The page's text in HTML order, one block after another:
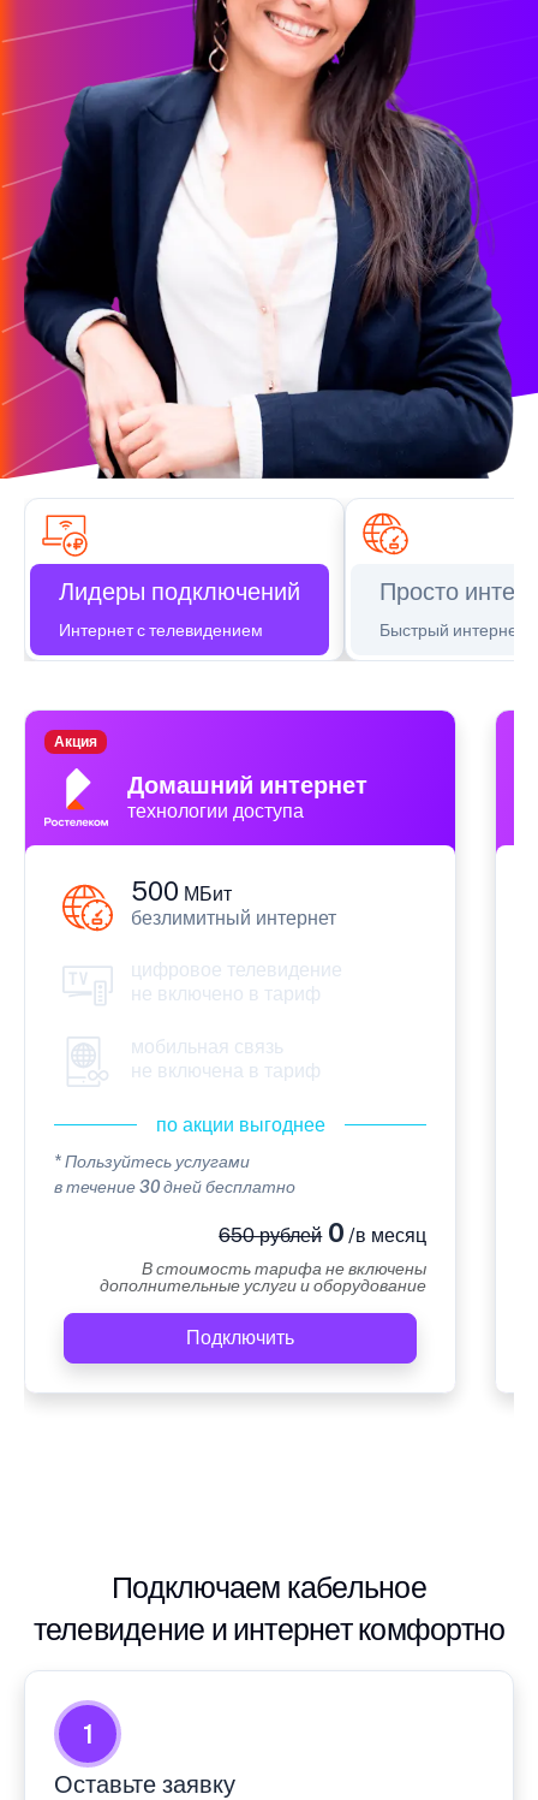
Лидеры подключений
Интернет с телевидением
Просто
Быстрый интернет
Домашний интернет
технологии доступа
Акция
500 МБит
безлимитный интернет
цифровое телевидение
не включено в тариф
мобильная связь
не включена в тариф
по акции выгоднее
* Пользуйтесь услугами
в течение 30 дней бесплатно
650 рублей0 /в месяц
В стоимость тарифа не включены
дополнительные услуги и оборудование
Подключить
Подключаем кабельное
телевидение и интернет комфортно
1
Оставьте заявку